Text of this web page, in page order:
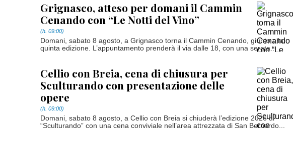
Grignasco, atteso per domani il Cammin
Cenando con “Le Notti del Vino”
(h. 09:00)
Domani, sabato 8 agosto, a Grignasco torna il Cammin Cenando, giunto alla
quinta edizione. L’appuntamento prenderà il via dalle 18, con una serata...
Cellio con Breia, cena di chiusura per
Sculturando con presentazione delle
opere
(h. 09:00)
Domani, sabato 8 agosto, a Cellio con Breia si chiuderà l’edizione 2026 di
“Sculturando” con una cena conviviale nell’area attrezzata di San Bernardo...